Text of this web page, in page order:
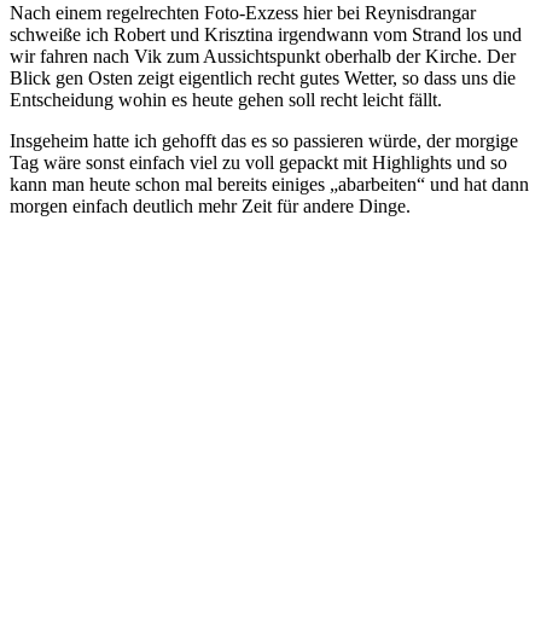
Nach einem regelrechten Foto-Exzess hier bei Reynisdrangar
schweiße ich Robert und Krisztina irgendwann vom Strand los und
wir fahren nach Vik zum Aussichtspunkt oberhalb der Kirche. Der
Blick gen Osten zeigt eigentlich recht gutes Wetter, so dass uns die
Entscheidung wohin es heute gehen soll recht leicht fällt.
Insgeheim hatte ich gehofft das es so passieren würde, der morgige
Tag wäre sonst einfach viel zu voll gepackt mit Highlights und so
kann man heute schon mal bereits einiges „abarbeiten“ und hat dann
morgen einfach deutlich mehr Zeit für andere Dinge.